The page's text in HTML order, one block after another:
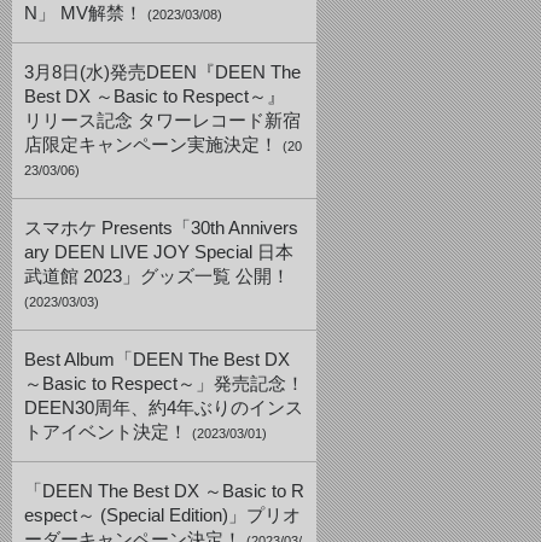
N」 MV解禁！
(2023/03/08)
3月8日(水)発売DEEN『DEEN The
Best DX ～Basic to Respect～』
リリース記念 タワーレコード新宿
店限定キャンペーン実施決定！
(20
23/03/06)
スマホケ Presents「30th Annivers
ary DEEN LIVE JOY Special 日本
武道館 2023」グッズ一覧 公開！
(2023/03/03)
Best Album「DEEN The Best DX
～Basic to Respect～」発売記念！
DEEN30周年、約4年ぶりのインス
トアイベント決定！
(2023/03/01)
「DEEN The Best DX ～Basic to R
espect～ (Special Edition)」プリオ